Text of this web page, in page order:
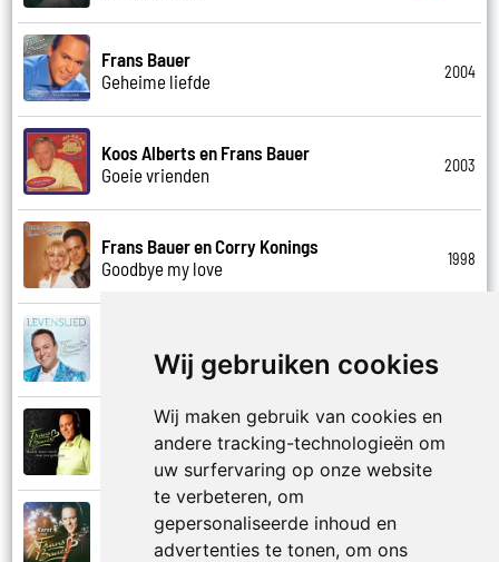
Wij gebruiken cookies
Wij maken gebruik van cookies en
andere tracking-technologieën om
uw surfervaring op onze website
te verbeteren, om
gepersonaliseerde inhoud en
advertenties te tonen, om ons
Frans Bauer
Geheime liefde
2004
Koos Alberts en Frans Bauer
Goeie vrienden
2003
Frans Bauer en Corry Konings
Goodbye my love
1998
Gooi die handen in de lucht
Frans Bauer
Had ik maar nooit naar jou gekeken
2003
Frans Bauer
Hallelujah